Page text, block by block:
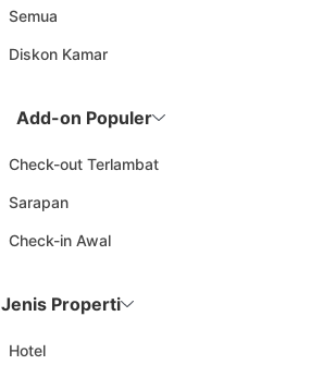
Semua
Diskon Kamar
Add-on Populer
Check-out Terlambat
Sarapan
Check-in Awal
Jenis Properti
Hotel